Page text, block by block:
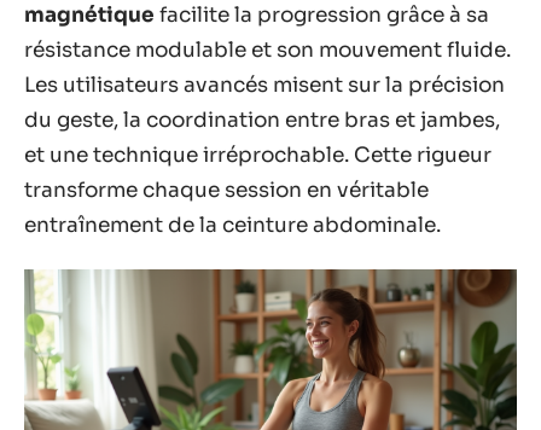
magnétique facilite la progression grâce à sa
résistance modulable et son mouvement fluide.
Les utilisateurs avancés misent sur la précision
du geste, la coordination entre bras et jambes,
et une technique irréprochable. Cette rigueur
transforme chaque session en véritable
entraînement de la ceinture abdominale.